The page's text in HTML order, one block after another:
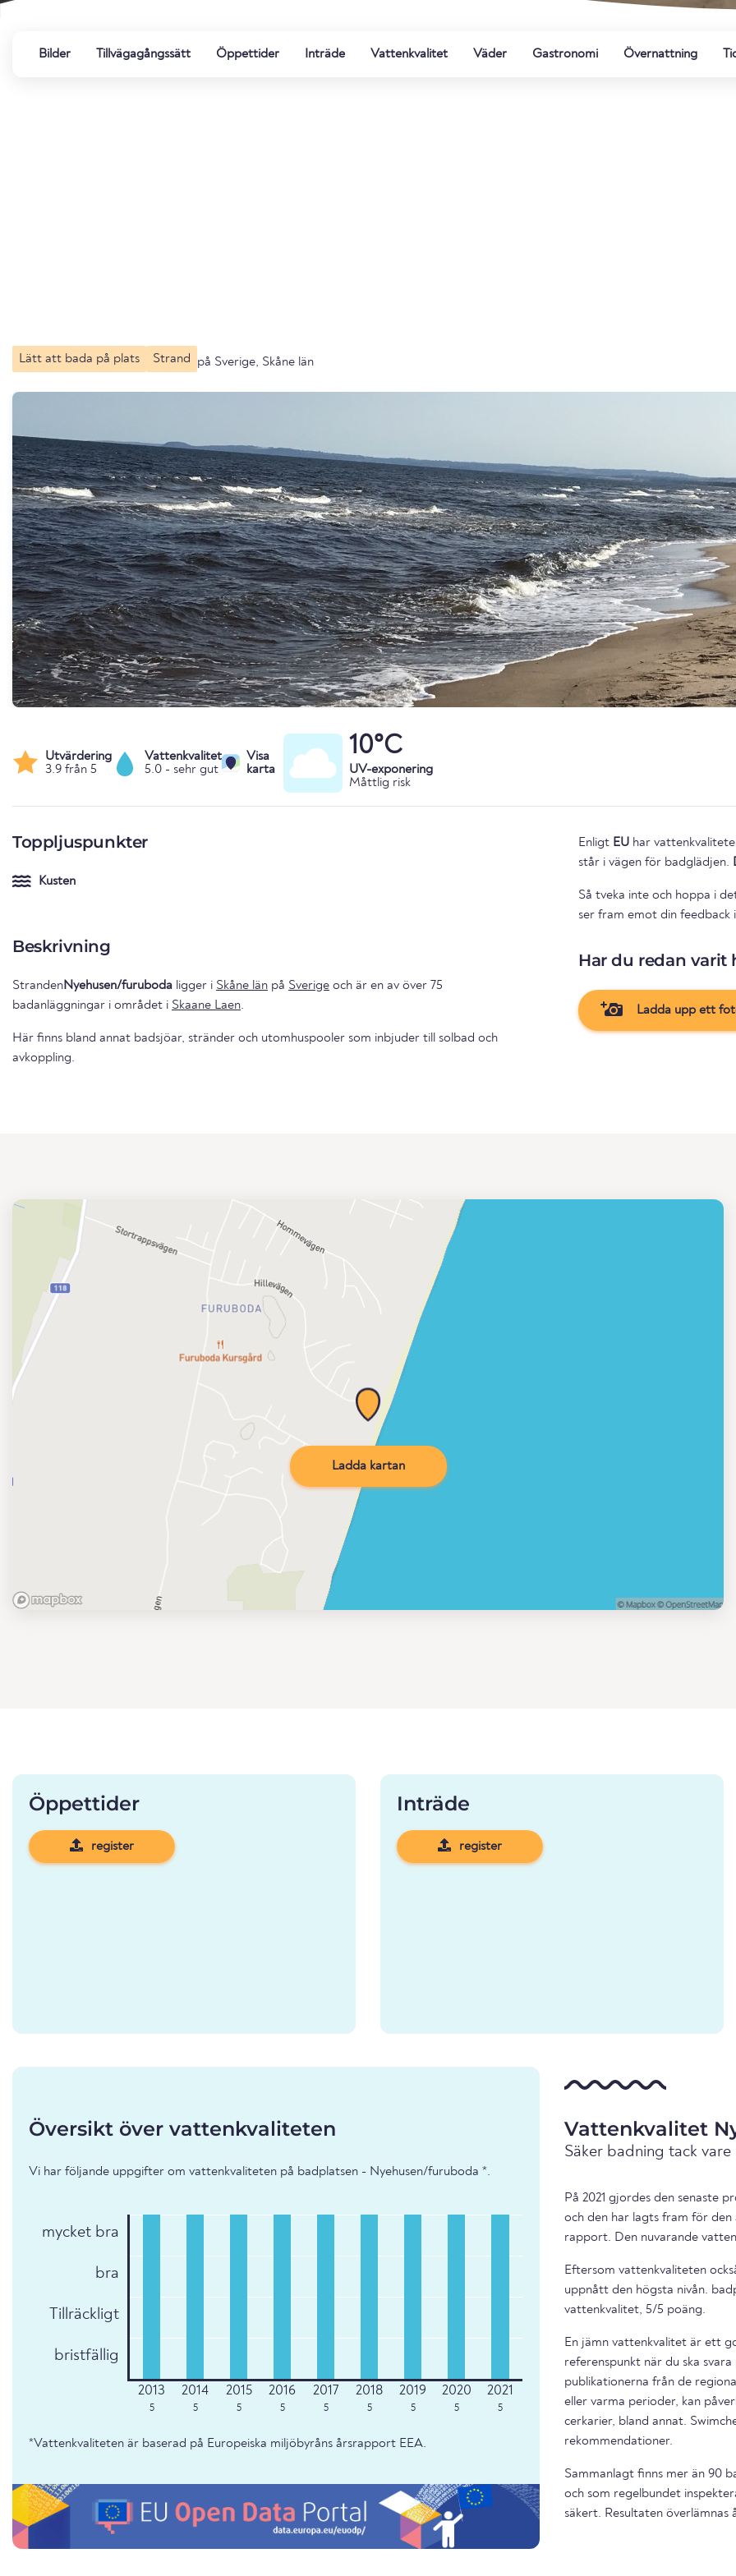
Bilder Tillvägagångssätt Öppettider Inträde Vattenkvalitet Väder Gastronomi Övernattning
Lätt att bada på plats Strand på Sverige, Skåne län
Utvärdering
3.9 från 5
Vattenkvalitet
5.0 - sehr gut
Visa
karta
10°C
UV-exponering
Måttlig risk
Toppljuspunkter
Kusten
Beskrivning
StrandenNyehusen/furuboda ligger i Skåne län på Sverige och är en av över 75
badanläggningar i området i Skaane Laen.
Här finns bland annat badsjöar, stränder och utomhuspooler som inbjuder till solbad och
avkoppling.
Enligt EU har
står i vägen för badglädjen.
Så tveka inte och hoppa i
ser fram emot din feedback
Har du redan varit
Ladda upp ett
Ladda kartan
Öppettider
register
Inträde
register
Översikt över vattenkvaliteten
Vi har följande uppgifter om vattenkvaliteten på badplatsen - Nyehusen/furuboda *.
mycket bra
bra
Tillräckligt
bristfällig
5 5 5 5 5 5 5 5 5
*Vattenkvaliteten är baserad på Europeiska miljöbyråns årsrapport EEA.
Vattenkvalitet
Säker badning tack
På 2021 gjordes den senaste
och den har lagts fram för
rapport. Den nuvarande
Eftersom vattenkvaliteten
uppnått den högsta nivån.
vattenkvalitet, 5/5 poäng.
En jämn vattenkvalitet är ett
referenspunkt när du ska
publikationerna från de
eller varma perioder, kan
cerkarier, bland annat.
rekommendationer.
Sammanlagt finns mer än 90
och som regelbundet
säkert. Resultaten överlämnas